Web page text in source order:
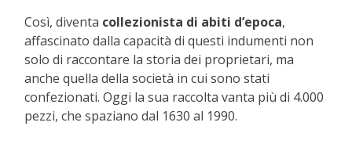
Così, diventa collezionista di abiti d’epoca,
affascinato dalla capacità di questi indumenti non
solo di raccontare la storia dei proprietari, ma
anche quella della società in cui sono stati
confezionati. Oggi la sua raccolta vanta più di 4.000
pezzi, che spaziano dal 1630 al 1990.